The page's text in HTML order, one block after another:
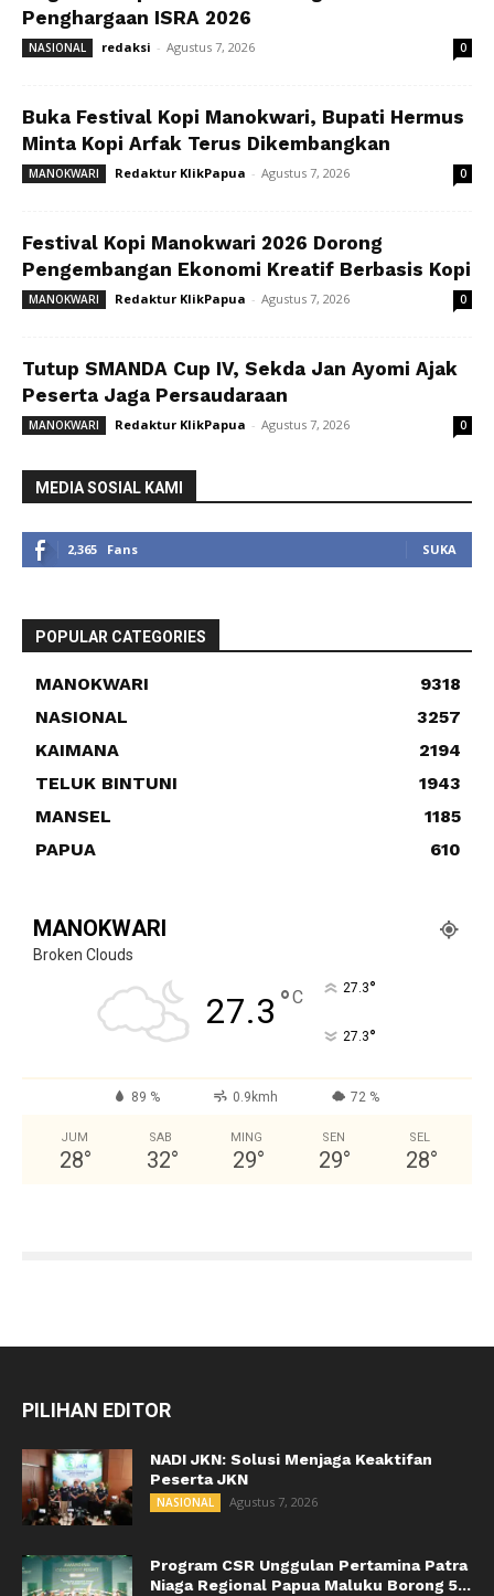
Penghargaan ISRA 2026
NASIONAL redaksi - Agustus 7, 2026 0
Buka Festival Kopi Manokwari, Bupati Hermus
Minta Kopi Arfak Terus Dikembangkan
MANOKWARI Redaktur KlikPapua - Agustus 7, 2026 0
Festival Kopi Manokwari 2026 Dorong
Pengembangan Ekonomi Kreatif Berbasis Kopi
MANOKWARI Redaktur KlikPapua - Agustus 7, 2026 0
Tutup SMANDA Cup IV, Sekda Jan Ayomi Ajak
Peserta Jaga Persaudaraan
MANOKWARI Redaktur KlikPapua - Agustus 7, 2026 0
MEDIA SOSIAL KAMI
2,365 Fans SUKA
POPULAR CATEGORIES
MANOKWARI
9318
NASIONAL
3257
KAIMANA
2194
TELUK BINTUNI
1943
MANSEL
1185
PAPUA
610
MANOKWARI
Broken Clouds
27.3 °C 27.3°
27.3°
89 % 0.9kmh 72 %
JUM
28°
SAB
32°
MING
29°
SEN
29°
SEL
28°
PILIHAN EDITOR
NADI JKN: Solusi Menjaga Keaktifan
Peserta JKN
NASIONAL Agustus 7, 2026
Program CSR Unggulan Pertamina Patra
Niaga Regional Papua Maluku Borong 5...